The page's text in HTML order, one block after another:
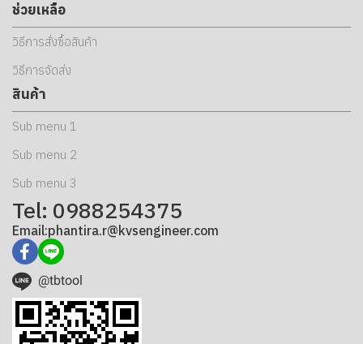
ช่วยเหลือ
วิธีการสั่งซื้อสินค้า
วิธีการจัดส่ง
สินค้า
Sub menu 1
Sub menu 2
Sub menu 3
Tel: 0988254375
Email:phantira.r@kvsengineer.com
@tbtool